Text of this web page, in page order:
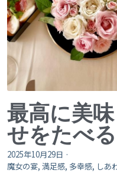
最高に美
せをたべる
2025年10月29日 ·
魔女の宴, 満足感, 多幸感, しあ